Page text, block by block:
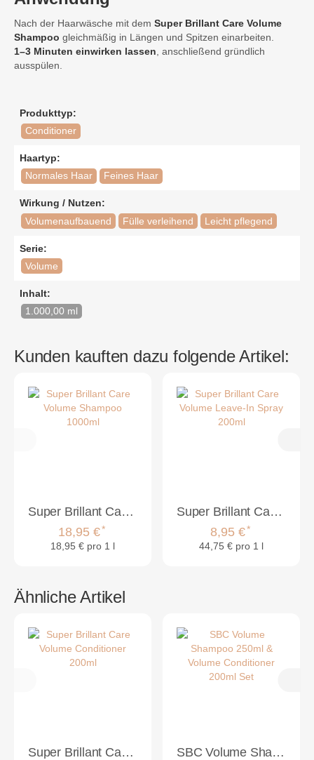
Nach der Haarwäsche mit dem Super Brillant Care Volume
Shampoo gleichmäßig in Längen und Spitzen einarbeiten.
1–3 Minuten einwirken lassen , anschließend gründlich
ausspülen.
Produkttyp:
Conditioner
Haartyp:
Normales Haar Feines Haar
Wirkung / Nutzen:
Volumenaufbauend Fülle verleihend Leicht pflegend
Serie:
Volume
Inhalt:
1.000,00 ml
Kunden kauften dazu folgende Artikel:
Super Brillant Care Volume Shampoo 1000ml
18,95 €*
18,95 € pro 1 l
Super Brillant Care Volume Leave-In Spray 200ml
8,95 €*
44,75 € pro 1 l
Ähnliche Artikel
Super Brillant Care Volume Conditioner 200ml
SBC Volume Shampoo 250ml & Volume Conditioner 200ml Set